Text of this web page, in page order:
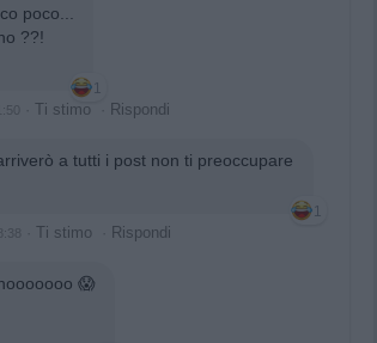
poco...
??!
1
Ti stimo Rispondi
a tutti i post non ti preoccupare
1
Ti stimo Rispondi
😱